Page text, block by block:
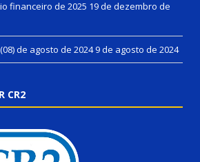
financeiro de 2025 19 de dezembro de
de agosto de 20249 de agosto de 2024
CR2